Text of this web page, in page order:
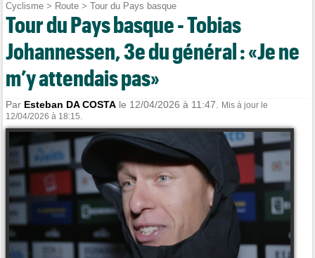
Cyclisme > Route >Tour du Pays basque
Tour du Pays basque - Tobias
Johannessen, 3e du général : «Je ne
m’y attendais pas»
Par Esteban DA COSTA le 12/04/2026 à 11:47.
Mis à jour le
12/04/2026 à 18:15.